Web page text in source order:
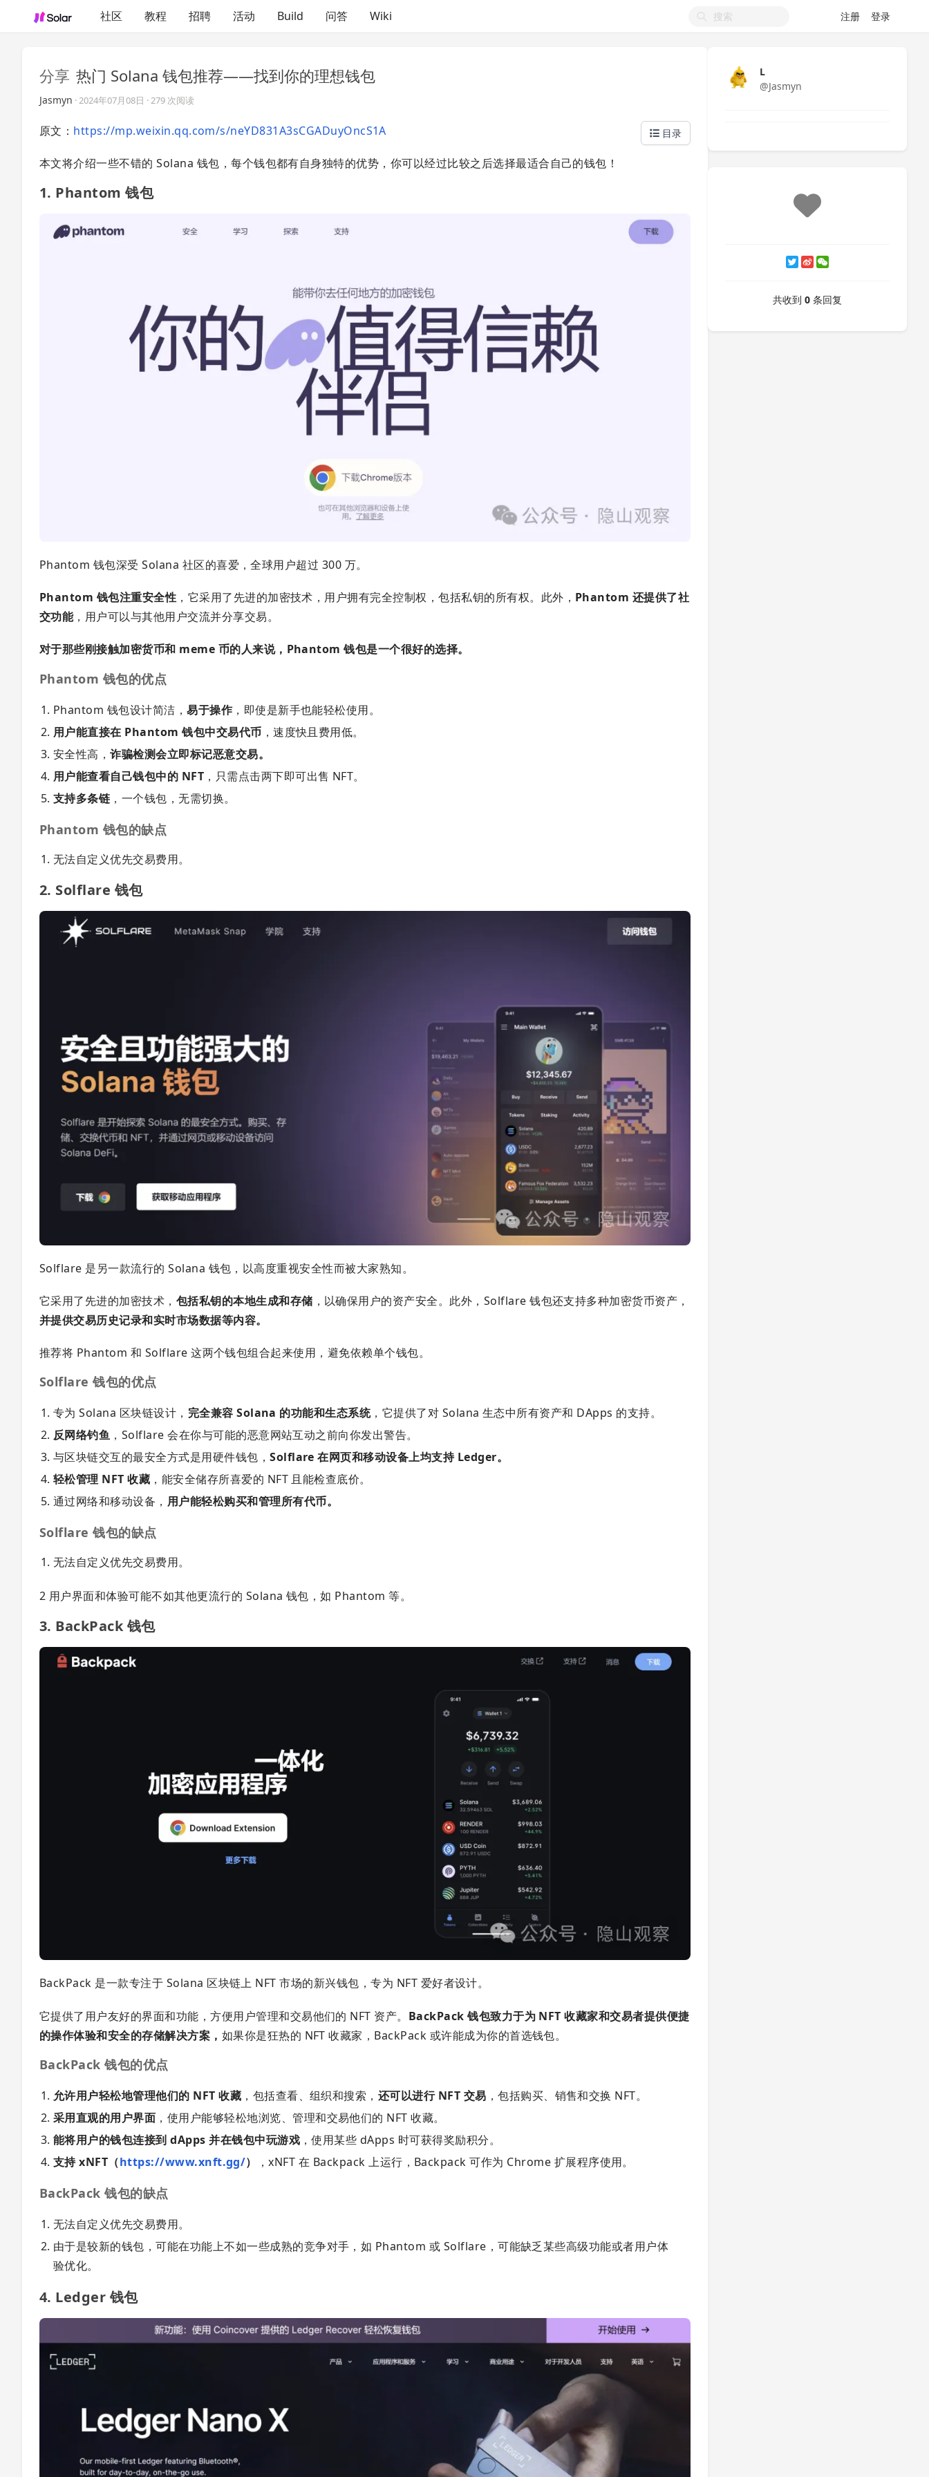
社区 教程 招聘 活动 Build 问答 Wiki 注册 登录
分享 热门 Solana 钱包推荐——找到你的理想钱包
Jasmyn ·2024年07月08日 · 279 次阅读
目录
原文： https://mp.weixin.qq.com/s/neYD831A3sCGADuyOncS1A
本文将介绍一些不错的 Solana 钱包，每个钱包都有自身独特的优势，你可以经过比较之后选择最适合自己的钱包！
1. Phantom 钱包
Phantom 钱包深受 Solana 社区的喜爱，全球用户超过 300 万。
Phantom 钱包注重安全性 ，它采用了先进的加密技术，用户拥有完全控制权，包括私钥的所有权。此外， Phantom 还提供了社
交功能，用户可以与其他用户交流并分享交易。
对于那些刚接触加密货币和 meme 币的人来说，Phantom 钱包是一个很好的选择。
Phantom 钱包的优点
Phantom 钱包设计简洁，易于操作，即使是新手也能轻松使用。
用户能直接在 Phantom 钱包中交易代币 ，速度快且费用低。
安全性高，诈骗检测会立即标记恶意交易。
用户能查看自己钱包中的 NFT ，只需点击两下即可出售 NFT。
支持多条链 ，一个钱包，无需切换。
Phantom 钱包的缺点
无法自定义优先交易费用。
2. Solflare 钱包
Solflare 是另一款流行的 Solana 钱包，以高度重视安全性而被大家熟知。
它采用了先进的加密技术， 包括私钥的本地生成和存储 ，以确保用户的资产安全。此外，Solflare 钱包还支持多种加密货币资产，
并提供交易历史记录和实时市场数据等内容。
推荐将 Phantom 和 Solflare 这两个钱包组合起来使用，避免依赖单个钱包。
Solflare 钱包的优点
专为 Solana 区块链设计， 完全兼容 Solana 的功能和生态系统，它提供了对 Solana 生态中所有资产和 DApps 的支持。
反网络钓鱼 ，Solflare 会在你与可能的恶意网站互动之前向你发出警告。
与区块链交互的最安全方式是用硬件钱包，Solflare 在网页和移动设备上均支持 Ledger。
轻松管理 NFT 收藏 ，能安全储存所喜爱的 NFT 且能检查底价。
通过网络和移动设备， 用户能轻松购买和管理所有代币。
Solflare 钱包的缺点
无法自定义优先交易费用。
2 用户界面和体验可能不如其他更流行的 Solana 钱包，如 Phantom 等。
3. BackPack 钱包
BackPack 是一款专注于 Solana 区块链上 NFT 市场的新兴钱包，专为 NFT 爱好者设计。
它提供了用户友好的界面和功能，方便用户管理和交易他们的 NFT 资产。 BackPack 钱包致力于为 NFT 收藏家和交易者提供便捷
的操作体验和安全的存储解决方案， 如果你是狂热的 NFT 收藏家，BackPack 或许能成为你的首选钱包。
BackPack 钱包的优点
允许用户轻松地管理他们的 NFT 收藏 ，包括查看、组织和搜索， 还可以进行 NFT 交易 ，包括购买、销售和交换 NFT。
采用直观的用户界面 ，使用户能够轻松地浏览、管理和交易他们的 NFT 收藏。
能将用户的钱包连接到 dApps 并在钱包中玩游戏 ，使用某些 dApps 时可获得奖励积分。
支持 xNFT（https://www.xnft.gg/） ，xNFT 在 Backpack 上运行，Backpack 可作为 Chrome 扩展程序使用。
BackPack 钱包的缺点
无法自定义优先交易费用。
由于是较新的钱包，可能在功能上不如一些成熟的竞争对手，如 Phantom 或 Solflare，可能缺乏某些高级功能或者用户体
验优化。
4. Ledger 钱包
L
@Jasmyn
共收到 0 条回复